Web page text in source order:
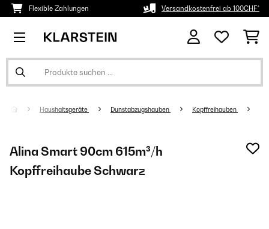
Flexible Zahlungen Versandkostenfrei ab 100CHF*
Haushaltsgeräte Dunstabzugshauben Kopffreihauben
Alina Smart 90cm 615m³/h
Kopffreihaube Schwarz